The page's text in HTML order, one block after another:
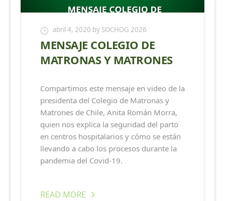
abril 4, 2020 by SOCHOG 2026
MENSAJE COLEGIO DE
MATRONAS Y MATRONES
Compartimos este mensaje en video de la
presidenta del Colegio de Matronas y
Matrones de Chile, Anita Román Morra,
quien nos explica la seguridad del parto
en centros hospitalarios y cómo se están
llevando a cabo los procesos durante la
pandemia del Covid-19.
READ MORE